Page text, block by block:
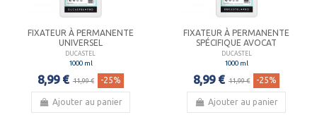
FIXATEUR À PERMANENTE
UNIVERSEL
DUCASTEL
1000 ml
8,99 € 11,99 € -25%
Ajouter au panier
FIXATEUR À PERMANENTE
SPÉCIFIQUE AVOCAT
DUCASTEL
1000 ml
8,99 € 11,99 € -25%
Ajouter au panier